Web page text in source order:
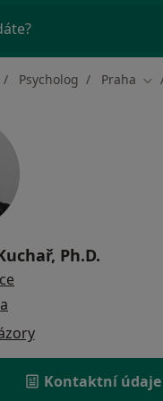
Psycholog Praha
Ph.D.
Kontaktní údaje